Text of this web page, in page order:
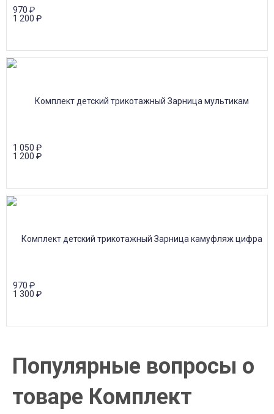
970 ₽
1 200 ₽
1 050 ₽
1 200 ₽
970 ₽
1 300 ₽
Популярные вопросы о
товаре Комплект